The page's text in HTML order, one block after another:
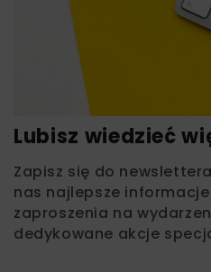
Lubisz wiedzieć
Zapisz się do
nas najlepsze
zaproszenia na
dedykowane akcje